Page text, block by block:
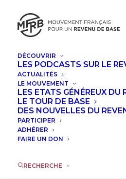
DÉCOUVRIR
LES PODCASTS SUR LE
ACTUALITÉS
LE MOUVEMENT
LES ETATS GÉNÉREUX DU
LE TOUR DE BASE
DES NOUVELLES DU
PARTICIPER
ADHÉRER
FAIRE UN DON
RECHERCHE
Le
solidaire et
des
sociaux et